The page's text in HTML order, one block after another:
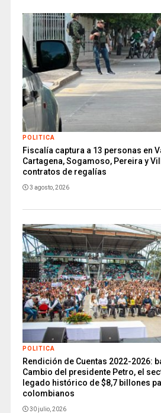
POLITICA
Fiscalía captura a 13 personas en
Cartagena, Sogamoso, Pereira y
contratos de regalías
3 agosto, 2026
POLITICA
Rendición de Cuentas 2022-2026:
Cambio del presidente Petro, el
legado histórico de $8,7 billones
colombianos
30 julio, 2026